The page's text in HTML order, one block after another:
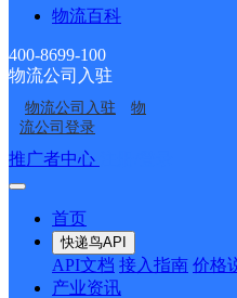
物流百科
400-8699-100
物流公司入驻
物流公司入驻
物
流公司登录
推广者中心
首页
快递鸟API
API文档 接入指南 价格
产业资讯
节省99%研发成本
国家高新技术企业